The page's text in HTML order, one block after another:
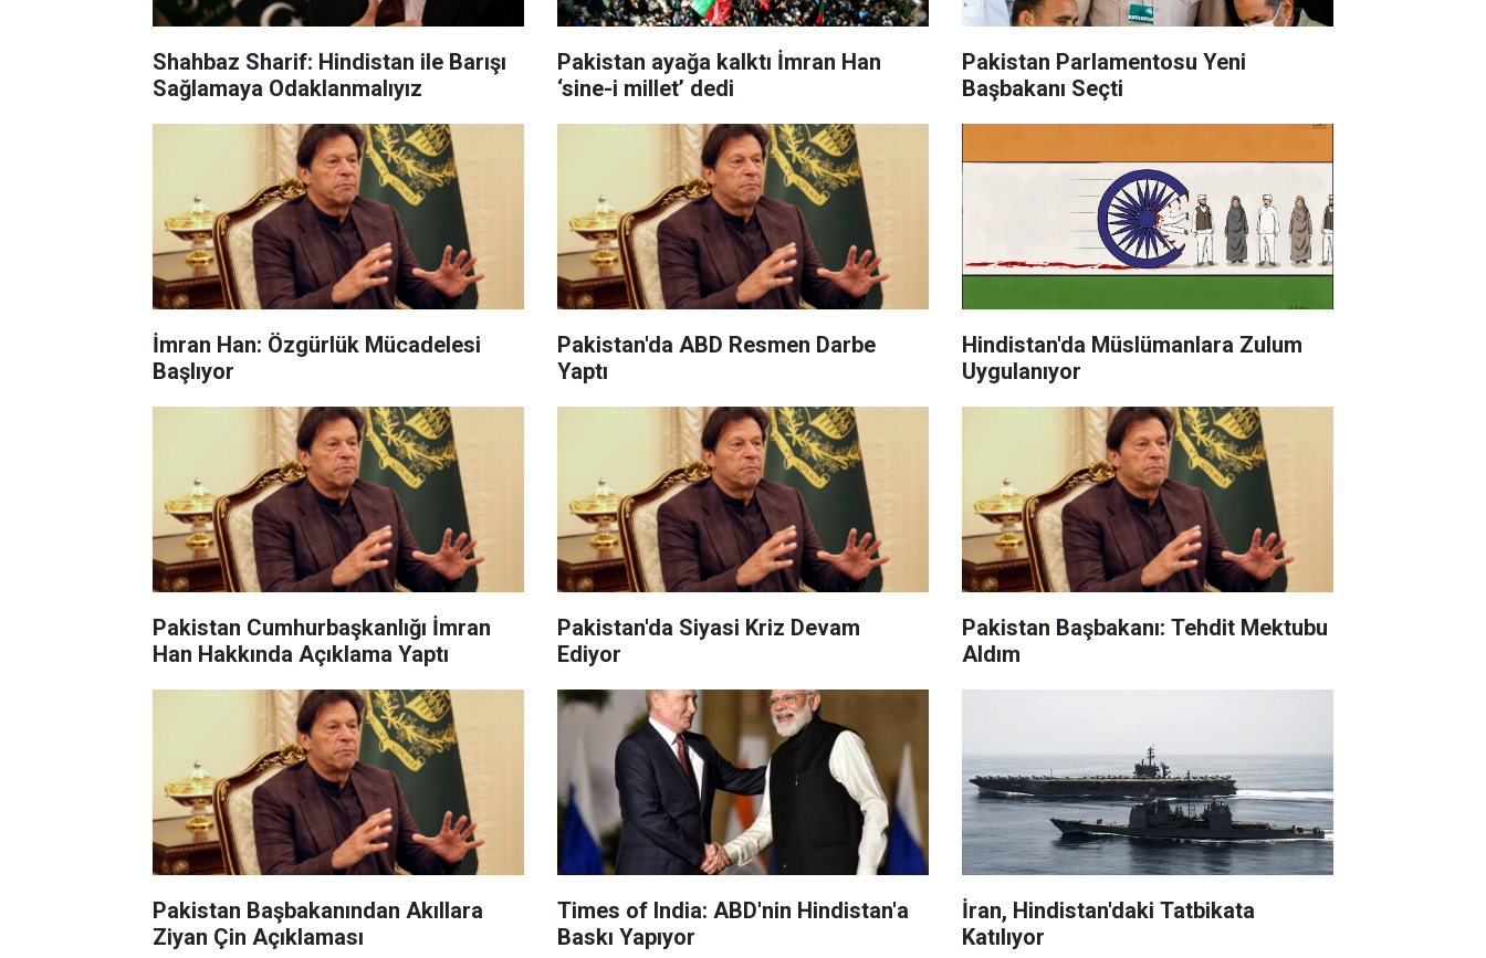
Shahbaz Sharif: Hindistan ile Barışı
Sağlamaya Odaklanmalıyız
Pakistan ayağa kalktı İmran Han
‘sine-i millet’ dedi
Pakistan Parlamentosu Yeni
Başbakanı Seçti
İmran Han: Özgürlük Mücadelesi
Başlıyor
Pakistan'da ABD Resmen Darbe
Yaptı
Hindistan'da Müslümanlara Zulum
Uygulanıyor
Pakistan Cumhurbaşkanlığı İmran
Han Hakkında Açıklama Yaptı
Pakistan'da Siyasi Kriz Devam
Ediyor
Pakistan Başbakanı: Tehdit Mektubu
Aldım
Pakistan Başbakanından Akıllara
Ziyan Çin Açıklaması
Times of India: ABD'nin Hindistan'a
Baskı Yapıyor
İran, Hindistan'daki Tatbikata
Katılıyor